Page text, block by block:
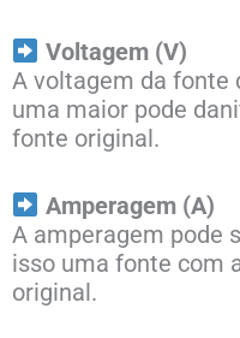
Voltagem (V)
A voltagem da fonte
uma maior pode
fonte original.
Amperagem (A)
A amperagem pode
isso uma fonte com
original.